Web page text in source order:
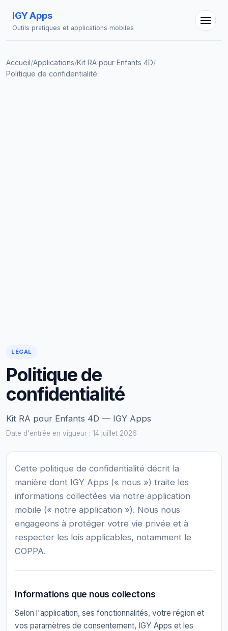
IGY Apps
Outils pratiques et applications mobiles
Accueil/Applications/Kit RA pour Enfants 4D/
Politique de confidentialité
LÉGAL
Politique de
confidentialité
Kit RA pour Enfants 4D — IGY Apps
Date d'entrée en vigueur : 14 juillet 2026
Cette politique de confidentialité décrit la
manière dont IGY Apps (« nous ») traite les
informations collectées via notre application
mobile (« notre application »). Nous nous
engageons à protéger votre vie privée et à
respecter les lois applicables, notamment le
COPPA.
Informations que nous collectons
Selon l'application, ses fonctionnalités, votre région et
vos paramètres de consentement, IGY Apps et les